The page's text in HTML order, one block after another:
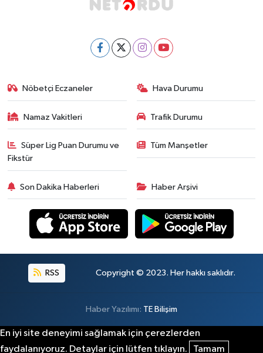
Nöbetçi Eczaneler Hava Durumu
Namaz Vakitleri Trafik Durumu
Süper Lig Puan Durumu ve
Fikstür
Tüm Manşetler
Son Dakika Haberleri Haber Arşivi
RSS Copyright © 2023. Her hakkı saklıdır.
Haber Yazılımı: TE Bilişim
En iyi site deneyimi sağlamak için çerezlerden
faydalanıyoruz. Detaylar için lütfen tıklayın.
Tamam